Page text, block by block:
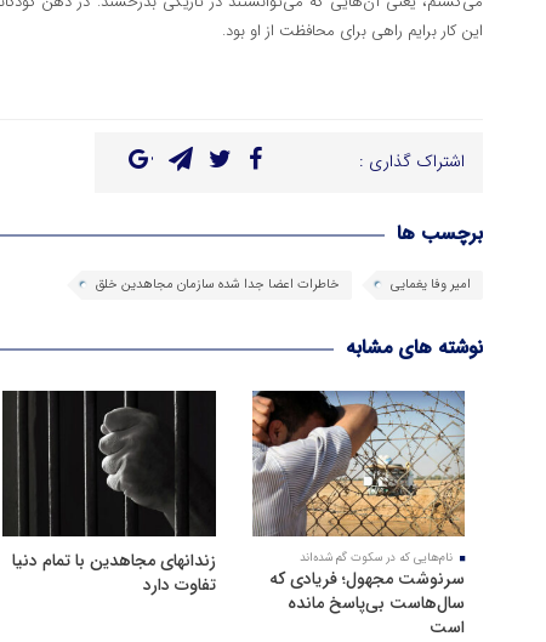
این کار برایم راهی برای محافظت از او بود.
اشتراک گذاری :
برچسب ها
امیر وفا یغمایی خاطرات اعضا جدا شده سازمان مجاهدین خلق
نوشته های مشابه
نام‌هایی که در سکوت گم شده‌اند
سرنوشت مجهول؛ فریادی که
سال‌هاست بی‌پاسخ مانده
است
زندانهای مجاهدین با تمام دنیا
تفاوت دارد